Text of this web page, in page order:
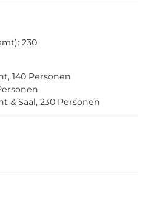
230
140 Personen
& Saal, 230 Personen